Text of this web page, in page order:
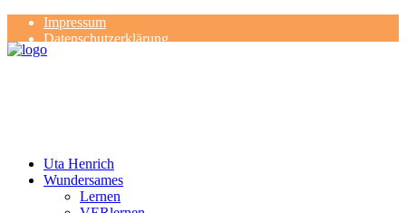
Impressum
Datenschutzerklärung
Kontakt
Uta Henrich
Wundersames
Lernen